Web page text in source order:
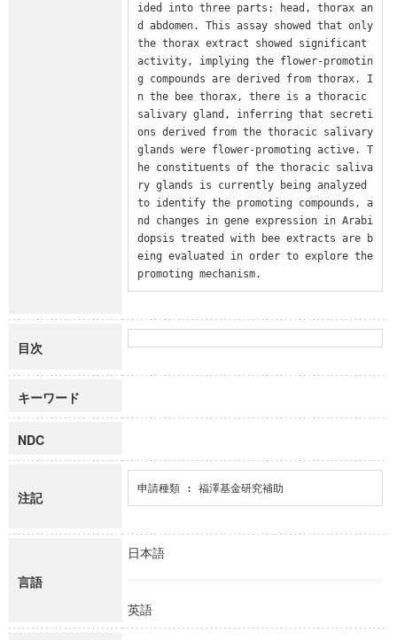
ided into three parts: head, thorax an
d abdomen. This assay showed that only
the thorax extract showed significant
activity, implying the flower-promotin
g compounds are derived from thorax. I
n the bee thorax, there is a thoracic
salivary gland, inferring that secreti
ons derived from the thoracic salivary
glands were flower-promoting active. T
he constituents of the thoracic saliva
ry glands is currently being analyzed
to identify the promoting compounds, a
nd changes in gene expression in Arabi
dopsis treated with bee extracts are b
eing evaluated in order to explore the
promoting mechanism.
目次
キーワード
NDC
注記
申請種類 : 福澤基金研究補助
言語
日本語
英語